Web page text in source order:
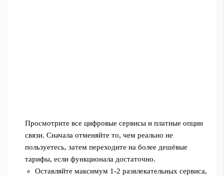
Просмотрите все цифровые сервисы и платные опции
связи. Сначала отменяйте то, чем реально не
пользуетесь, затем переходите на более дешёвые
тарифы, если функционала достаточно.
Оставляйте максимум 1-2 развлекательных сервиса,